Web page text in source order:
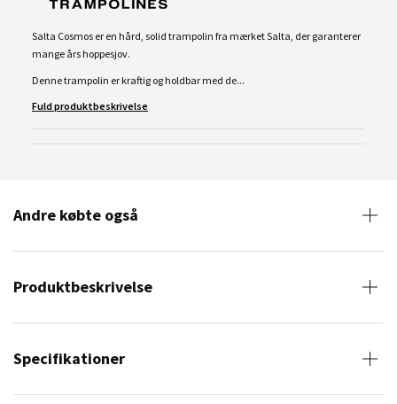
Salta Cosmos er en hård, solid trampolin fra mærket Salta, der garanterer
mange års hoppesjov.
Denne trampolin er kraftig og holdbar med de...
Fuld produktbeskrivelse
Andre købte også
Produktbeskrivelse
Specifikationer